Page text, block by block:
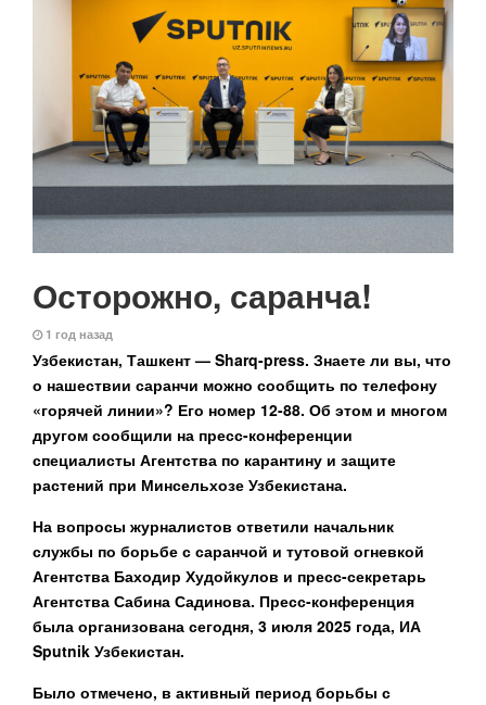
Осторожно, саранча!
1 год назад
Узбекистан, Ташкент — Sharq-press. Знаете ли вы, что
о нашествии саранчи можно сообщить по телефону
«горячей линии»? Его номер 12-88. Об этом и многом
другом сообщили на пресс-конференции
специалисты Агентства по карантину и защите
растений при Минсельхозе Узбекистана.
На вопросы журналистов ответили начальник
службы по борьбе с саранчой и тутовой огневкой
Агентства Баходир Худойкулов и пресс-секретарь
Агентства Сабина Садинова. Пресс-конференция
была организована сегодня, 3 июля 2025 года, ИА
Sputnik Узбекистан.
Было отмечено, в активный период борьбы с